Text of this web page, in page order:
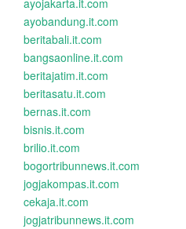
ayojakarta.it.com
ayobandung.it.com
beritabali.it.com
bangsaonline.it.com
beritajatim.it.com
beritasatu.it.com
bernas.it.com
bisnis.it.com
brilio.it.com
bogortribunnews.it.com
jogjakompas.it.com
cekaja.it.com
jogjatribunnews.it.com